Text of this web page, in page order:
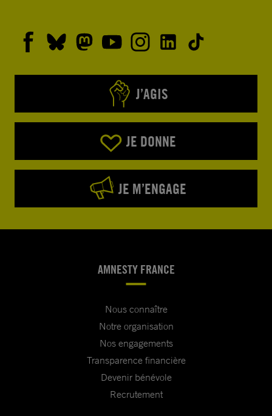
J’AGIS
JE DONNE
JE M’ENGAGE
AMNESTY FRANCE
Nous connaître
Notre organisation
Nos engagements
Transparence financière
Devenir bénévole
Recrutement